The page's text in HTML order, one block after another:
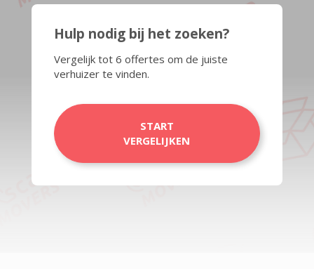
Hulp nodig bij het zoeken?
Vergelijk tot 6 offertes om de juiste
verhuizer te vinden.
START
VERGELIJKEN